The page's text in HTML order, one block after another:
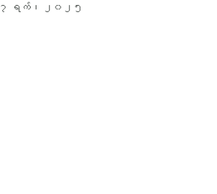
၇ ရက်၊ ၂၀၂၅